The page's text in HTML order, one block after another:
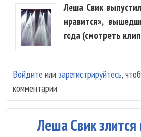
Леша Свик
нравится»,
года (смотреть
Войдите или зарегистрируйтесь,
комментарии
Леша Свик злится